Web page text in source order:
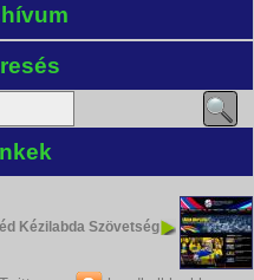
Kézilabda Szövetség